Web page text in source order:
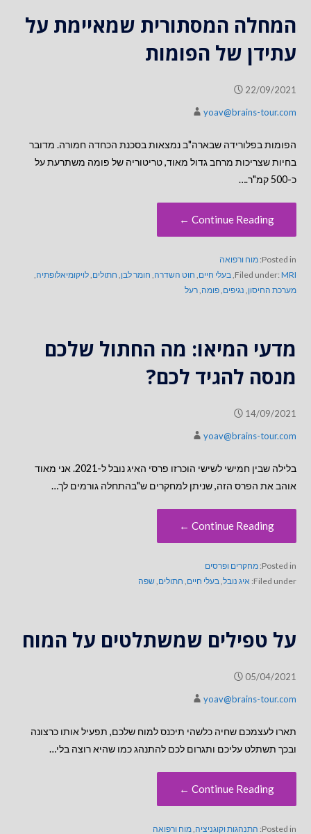
המחלה המסתורית שמאיימת על
עתידן של הפומות
22/09/2021
yoav@brains-tour.com
הפומות בפלורידה שבארה"ב נמצאות בסכנת הכחדה חמורה. מדובר
בחיות שצריכות מרחב גדול מאוד, טריטוריה של פומה משתרעת על
כ-500 קמ"ר.…
Continue Reading ←
Posted in: מוח ורפואה
Filed under:MRI בעלי חיים חוט השדרה חומר לבן חתולים לויקומיאלופתיה
מערכת החיסון נגיפים פומה רעל
מדעי המיאו: מה החתול שלכם
מנסה להגיד לכם?
14/09/2021
yoav@brains-tour.com
בלילה שבין חמישי לשישי הוכרזו פרסי האיג נובל ל-2021. אני מאוד
אוהב את הפרס הזה, שניתן למחקרים ש"בהתחלה גורמים לך…
Continue Reading ←
Posted in: מחקרים ופרסים
Filed under: איג נובל, בעלי חיים חתולים שפה
על טפילים שמשתלטים על המוח
05/04/2021
yoav@brains-tour.com
תארו לעצמכם שחיה כלשהי תיכנס למוח שלכם, תפעיל אותו כרצונה
ובכך תשתלט עליכם ותגרום לכם להתנהג כמו שהיא רוצה בלי…
Continue Reading ←
Posted in: התנהגות וקוגניציה,מוח ורפואה